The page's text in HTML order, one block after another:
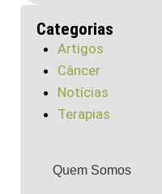
Categorias
Artigos
Câncer
Notícias
Terapias
Quem Somos